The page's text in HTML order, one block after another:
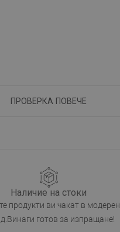
ПРОВЕРКА ПОВЕЧЕ
Наличие на стоки
продукти ви чакат в модерен
готов за изпращане!